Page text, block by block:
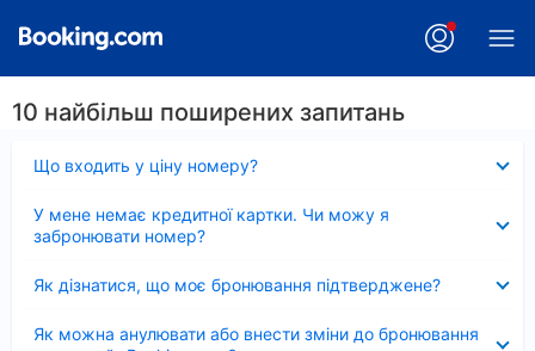
10 найбільш поширених запитань
Що входить у ціну номеру?
У мене немає кредитної картки. Чи можу я
забронювати номер?
Як дізнатися, що моє бронювання підтверджене?
Як можна анулювати або внести зміни до бронювання